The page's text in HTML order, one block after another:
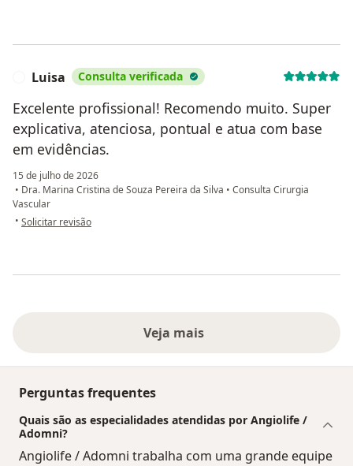
Luisa Consulta verificada
Excelente profissional! Recomendo muito. Super
explicativa, atenciosa, pontual e atua com base
em evidências.
15 de julho de 2026
• Dra. Marina Cristina de Souza Pereira da Silva • Consulta Cirurgia
Vascular
• na opinião do utilizador Luisa
Solicitar revisão
Veja mais
Perguntas frequentes
Quais são as especialidades atendidas por Angiolife /
Adomni?
Angiolife / Adomni trabalha com uma grande equipe